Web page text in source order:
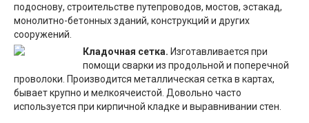
подоснову, строительстве путепроводов, мостов, эстакад,
монолитно-бетонных зданий, конструкций и других
сооружений.
Кладочная сетка. Изготавливается при
помощи сварки из продольной и поперечной
проволоки. Производится металлическая сетка в картах,
бывает крупно и мелкоячеистой. Довольно часто
используется при кирпичной кладке и выравнивании стен.